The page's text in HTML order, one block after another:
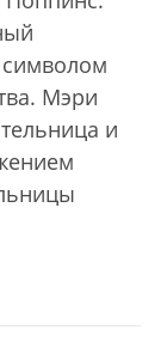
Мэри
и